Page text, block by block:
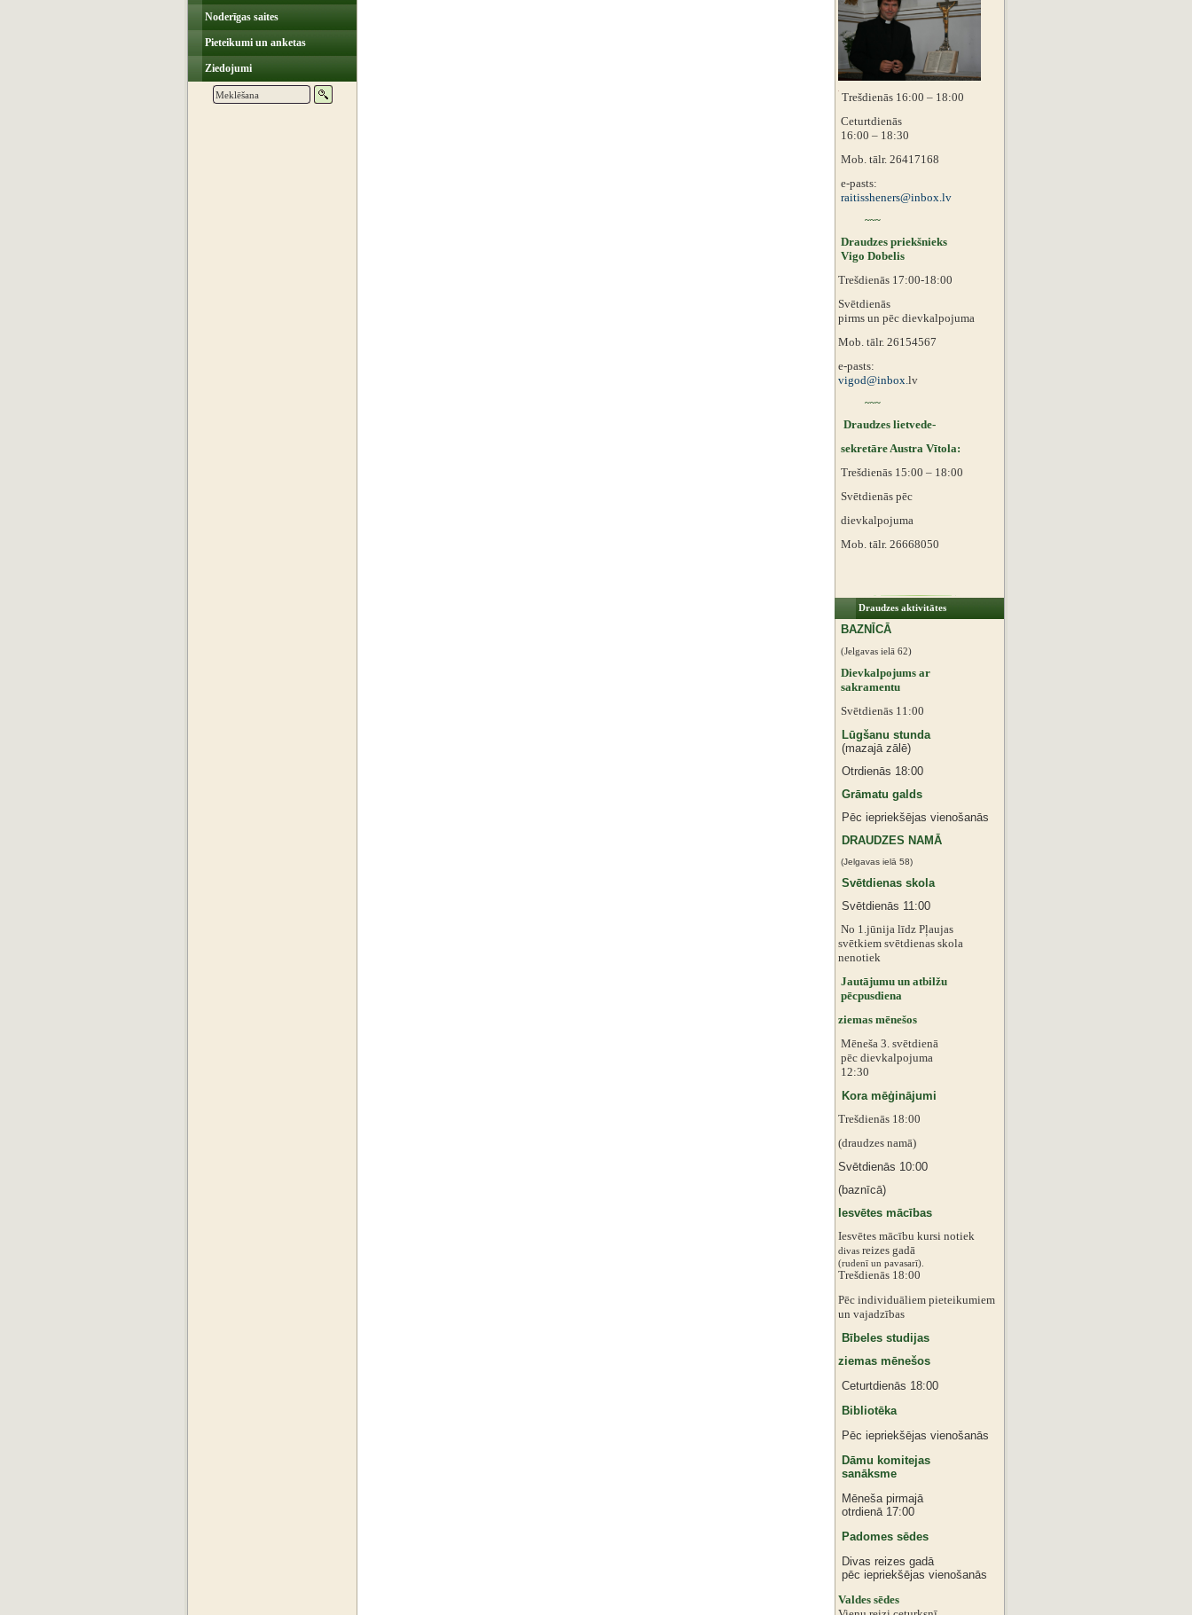
Noderīgas saites
Pieteikumi un anketas
Ziedojumi
Trešdienās 16:00 – 18:00
Ceturtdienās
16:00 – 18:30
Mob. tālr. 26417168
e-pasts:
raitissheners@inbox.lv
~~~
Draudzes priekšnieks
Vigo Dobelis
Trešdienās 17:00-18:00
Svētdienās
pirms un pēc dievkalpojuma
Mob. tālr. 26154567
e-pasts:
vigod@inbox.lv
~~~
Draudzes lietvede-
sekretāre Austra Vītola:
Trešdienās 15:00 – 18:00
Svētdienās pēc
dievkalpojuma
Mob. tālr. 26668050
Draudzes aktivitātes
BAZNĪCĀ
(Jelgavas ielā 62)
Dievkalpojums ar
sakramentu
Svētdienās 11:00
Lūgšanu stunda
(mazajā zālē)
Otrdienās 18:00
Grāmatu galds
Pēc iepriekšējas vienošanās
DRAUDZES NAMĀ
(Jelgavas ielā 58)
Svētdienas skola
Svētdienās 11:00
No 1.jūnija līdz Pļaujas
svētkiem svētdienas skola
nenotiek
Jautājumu un atbilžu
pēcpusdiena
ziemas mēnešos
Mēneša 3. svētdienā
pēc dievkalpojuma
12:30
Kora mēģinājumi
Trešdienās 18:00
(draudzes namā)
Svētdienās 10:00
(baznīcā)
Iesvētes mācības
Iesvētes mācību kursi notiek
divas reizes gadā
‌‌(rudenī un pavasarī).
Trešdienās 18:00
Pēc individuāliem pieteikumiem
‌un vajadzības
Bībeles studijas
ziemas mēnešos
Ceturtdienās 18:00
Bibliotēka
Pēc iepriekšējas vienošanās
Dāmu komitejas
sanāksme
Mēneša pirmajā
otrdienā 17:00
Padomes sēdes
Divas reizes gadā
pēc iepriekšējas vienošanās
‌Valdes sēdes